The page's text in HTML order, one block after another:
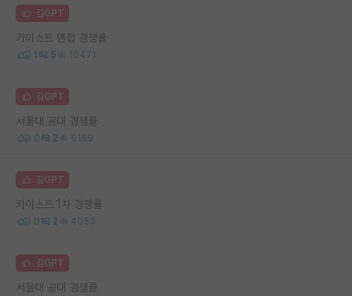
김GPT
카이스트 면접 경쟁률
1 5 10471
김GPT
서울대 공대 경쟁률
0 2 6169
김GPT
카이스트 1차 경쟁률
0 2 4053
김GPT
서울대 공대 경쟁률